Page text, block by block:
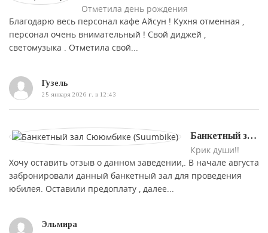
Отметила день рождения
Благодарю весь персонал кафе Айсун ! Кухня отменная ,
персонал очень внимательный ! Свой диджей ,
светомузыка . Отметила свой...
Гузель
25 января 2026 г. в 12:43
Банкетный зал «Сююмбике (Suumbike)»
Крик души!!
Хочу оставить отзыв о данном заведении,. В начале августа
забронировали данный банкетный зал для проведения
юбилея. Оставили предоплату , далее...
Эльмира